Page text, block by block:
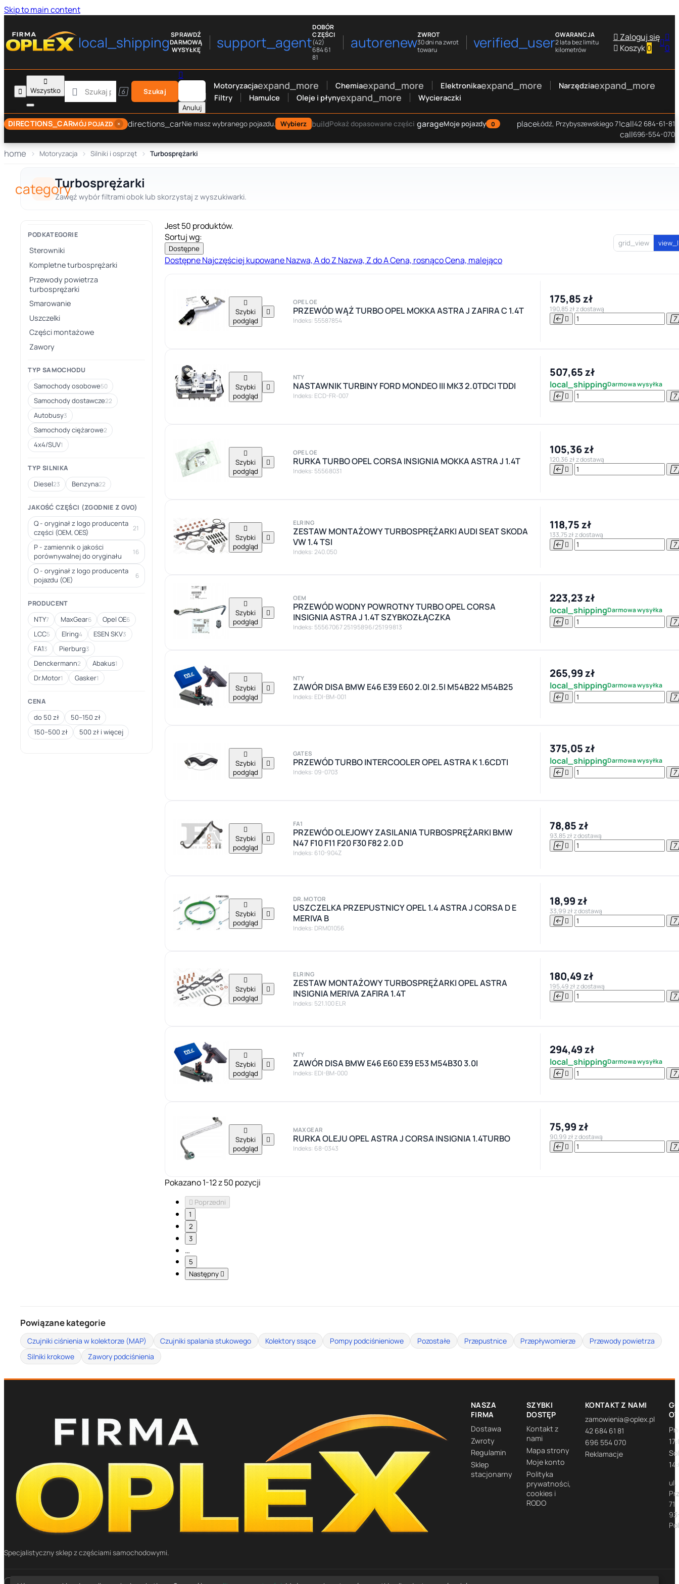
Skip to main content
local_shippingSPRAWDŹ
DARMOWĄ
WYSYŁKĘ
support_agent
DOBÓR
CZĘŚCI
(42)
684 61
81
autorenewZWROT
30 dni na zwrot
towaru
verified_userGWARANCJA
2 lata bez limitu
kilometrów
 Zaloguj się
 Koszyk 0 
0


Wszystko
  Szukaj

Anuluj
Motoryzacjaexpand_more Chemiaexpand_more Elektronikaexpand_more Narzędziaexpand_more
Filtry Hamulce Oleje i płynyexpand_more Wycieraczki
DIRECTIONS_CARMÓJ POJAZD × directions_carNie masz wybranego pojazdu. Wybierz buildPokaż dopasowane części garageMoje pojazdy 0 placeŁódź, Przybyszewskiego 71call42 684-61-81
call696-554-070
home Motoryzacja Silniki i osprzęt Turbosprężarki
categoryTurbosprężarki
Zawęź wybór filtrami obok lub skorzystaj z wyszukiwarki.
PODKATEGORIE
Sterowniki
Kompletne turbosprężarki
Przewody powietrza
turbosprężarki
Smarowanie
Uszczelki
Części montażowe
Zawory
TYP SAMOCHODU
Samochody osobowe50
Samochody dostawcze22
Autobusy3
Samochody ciężarowe2
4x4/SUV1
TYP SILNIKA
Diesel23 Benzyna22
JAKOŚĆ CZĘŚCI (ZGODNIE Z GVO)
Q - oryginał z logo producenta
części (OEM, OES)
21
P - zamiennik o jakości
porównywalnej do oryginału
16
O - oryginał z logo producenta
pojazdu (OE)
6
PRODUCENT
NTY7 MaxGear6 Opel OE6
LCC5 Elring4 ESEN SKV3
FA13 Pierburg3
Denckermann2 Abakus1
Dr.Motor1 Gasker1
CENA
do 50 zł
50–150 zł
150–500 zł
500 zł i więcej
Jest 50 produktów.
Sortuj wg:
Dostępne
DostępneNajczęściej kupowaneNazwa, A do Z Nazwa, Z do ACena, rosnącoCena, malejąco
grid_view

Szybki
podgląd

OPEL OE
PRZEWÓD WĄŻ TURBO OPEL MOKKA ASTRA J ZAFIRA C 1.4T
Indeks: 55587854
175,85 zł
190,85 zł z dostawą
 

Szybki
podgląd

NTY
NASTAWNIK TURBINY FORD MONDEO III MK3 2.0TDCI TDDI
Indeks: ECD-FR-007
507,65 zł
local_shippingDarmowa wysyłka
 

Szybki
podgląd

OPEL OE
RURKA TURBO OPEL CORSA INSIGNIA MOKKA ASTRA J 1.4T
Indeks: 55568031
105,36 zł
120,36 zł z dostawą
 

Szybki
podgląd

ELRING
ZESTAW MONTAŻOWY TURBOSPRĘŻARKI AUDI SEAT SKODA
VW 1.4 TSI
Indeks: 240.050
118,75 zł
133,75 zł z dostawą
 

Szybki
podgląd

OEM
PRZEWÓD WODNY POWROTNY TURBO OPEL CORSA
INSIGNIA ASTRA J 1.4T SZYBKOZŁĄCZKA
Indeks: 55567067 25195896/25199813
223,23 zł
local_shippingDarmowa wysyłka
 

Szybki
podgląd

NTY
ZAWÓR DISA BMW E46 E39 E60 2.0I 2.5I M54B22 M54B25
Indeks: EDI-BM-001
265,99 zł
local_shippingDarmowa wysyłka
 

Szybki
podgląd

GATES
PRZEWÓD TURBO INTERCOOLER OPEL ASTRA K 1.6CDTI
Indeks: 09-0703
375,05 zł
local_shippingDarmowa wysyłka
 

Szybki
podgląd

FA1
PRZEWÓD OLEJOWY ZASILANIA TURBOSPRĘŻARKI BMW
N47 F10 F11 F20 F30 F82 2.0 D
Indeks: 610-904Z
78,85 zł
93,85 zł z dostawą
 

Szybki
podgląd

DR.MOTOR
USZCZELKA PRZEPUSTNICY OPEL 1.4 ASTRA J CORSA D E
MERIVA B
Indeks: DRM01056
18,99 zł
33,99 zł z dostawą
 

Szybki
podgląd

ELRING
ZESTAW MONTAŻOWY TURBOSPRĘŻARKI OPEL ASTRA
INSIGNIA MERIVA ZAFIRA 1.4T
Indeks: 521.100 ELR
180,49 zł
195,49 zł z dostawą
 

Szybki
podgląd

NTY
ZAWÓR DISA BMW E46 E60 E39 E53 M54B30 3.0I
Indeks: EDI-BM-000
294,49 zł
local_shippingDarmowa wysyłka
 

Szybki
podgląd

MAXGEAR
RURKA OLEJU OPEL ASTRA J CORSA INSIGNIA 1.4TURBO
Indeks: 68-0343
75,99 zł
90,99 zł z dostawą
 
Pokazano 1-12 z 50 pozycji
 Poprzedni
1
2
3
…
5
Następny 
Powiązane kategorie
Czujniki ciśnienia w kolektorze (MAP) Czujniki spalania stukowego Kolektory ssące Pompy podciśnieniowe Pozostałe Przepustnice Przepływomierze
Przewody powietrza
Silniki krokowe
Zawory podciśnienia
Specjalistyczny sklep z częściami samochodowymi.
NASZA
FIRMA
Dostawa
Zwroty
Regulamin
Sklep
stacjonarny
SZYBKI
DOSTĘP
Kontakt z
nami
Mapa strony
Moje konto
Polityka
prywatności,
cookies i
RODO
KONTAKT Z NAMI
zamowienia@oplex.pl
42 684 61 81
696 554 070
Reklamacje
ul.
71